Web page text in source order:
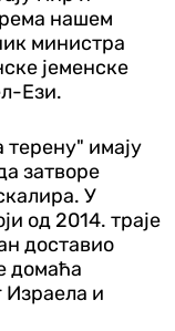
нашем
министра
јеменске
Ези.
имају
затворе
У
од 2014. траје
доставио
домаћа
Израела и